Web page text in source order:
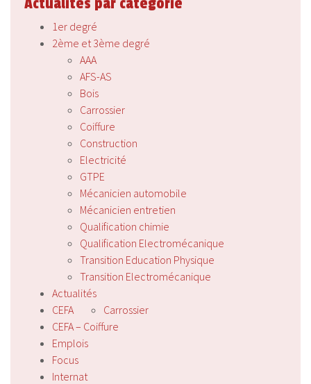
1er degré
2ème et 3ème degré
AAA
AFS-AS
Bois
Carrossier
Coiffure
Construction
Electricité
GTPE
Mécanicien automobile
Mécanicien entretien
Qualification chimie
Qualification Electromécanique
Transition Education Physique
Transition Electromécanique
Actualités
CEFA
Carrossier
CEFA – Coiffure
Emplois
Focus
Internat